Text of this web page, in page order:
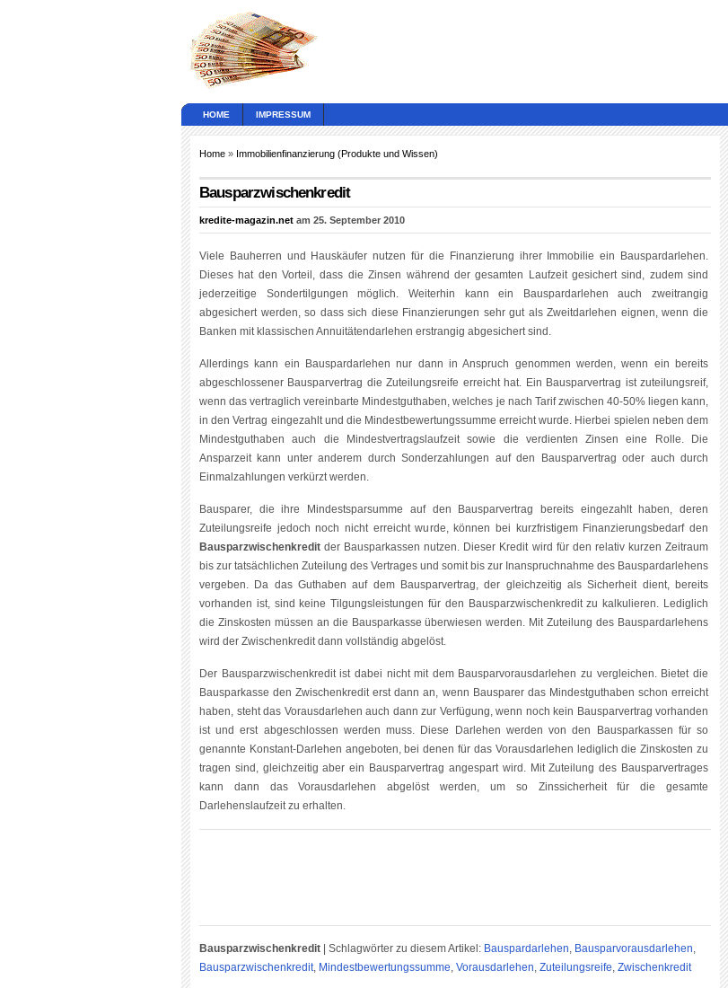
HOME IMPRESSUM
Home » Immobilienfinanzierung (Produkte und Wissen)
Bausparzwischenkredit
kredite-magazin.net am 25. September 2010
Viele Bauherren und Hauskäufer nutzen für die Finanzierung ihrer Immobilie ein Bauspardarlehen.
Dieses hat den Vorteil, dass die Zinsen während der gesamten Laufzeit gesichert sind, zudem sind
jederzeitige Sondertilgungen möglich. Weiterhin kann ein Bauspardarlehen auch zweitrangig
abgesichert werden, so dass sich diese Finanzierungen sehr gut als Zweitdarlehen eignen, wenn die
Banken mit klassischen Annuitätendarlehen erstrangig abgesichert sind.
Allerdings kann ein Bauspardarlehen nur dann in Anspruch genommen werden, wenn ein bereits
abgeschlossener Bausparvertrag die Zuteilungsreife erreicht hat. Ein Bausparvertrag ist zuteilungsreif,
wenn das vertraglich vereinbarte Mindestguthaben, welches je nach Tarif zwischen 40-50% liegen kann,
in den Vertrag eingezahlt und die Mindestbewertungssumme erreicht wurde. Hierbei spielen neben dem
Mindestguthaben auch die Mindestvertragslaufzeit sowie die verdienten Zinsen eine Rolle. Die
Ansparzeit kann unter anderem durch Sonderzahlungen auf den Bausparvertrag oder auch durch
Einmalzahlungen verkürzt werden.
Bausparer, die ihre Mindestsparsumme auf den Bausparvertrag bereits eingezahlt haben, deren
Zuteilungsreife jedoch noch nicht erreicht wurde, können bei kurzfristigem Finanzierungsbedarf den
Bausparzwischenkredit der Bausparkassen nutzen. Dieser Kredit wird für den relativ kurzen Zeitraum
bis zur tatsächlichen Zuteilung des Vertrages und somit bis zur Inanspruchnahme des Bauspardarlehens
vergeben. Da das Guthaben auf dem Bausparvertrag, der gleichzeitig als Sicherheit dient, bereits
vorhanden ist, sind keine Tilgungsleistungen für den Bausparzwischenkredit zu kalkulieren. Lediglich
die Zinskosten müssen an die Bausparkasse überwiesen werden. Mit Zuteilung des Bauspardarlehens
wird der Zwischenkredit dann vollständig abgelöst.
Der Bausparzwischenkredit ist dabei nicht mit dem Bausparvorausdarlehen zu vergleichen. Bietet die
Bausparkasse den Zwischenkredit erst dann an, wenn Bausparer das Mindestguthaben schon erreicht
haben, steht das Vorausdarlehen auch dann zur Verfügung, wenn noch kein Bausparvertrag vorhanden
ist und erst abgeschlossen werden muss. Diese Darlehen werden von den Bausparkassen für so
genannte Konstant-Darlehen angeboten, bei denen für das Vorausdarlehen lediglich die Zinskosten zu
tragen sind, gleichzeitig aber ein Bausparvertrag angespart wird. Mit Zuteilung des Bausparvertrages
kann dann das Vorausdarlehen abgelöst werden, um so Zinssicherheit für die gesamte
Darlehenslaufzeit zu erhalten.
Bausparzwischenkredit Schlagwörter zu diesem Artikel: Bauspardarlehen, Bausparvorausdarlehen,
Bausparzwischenkredit, Mindestbewertungssumme, Vorausdarlehen, Zuteilungsreife, Zwischenkredit